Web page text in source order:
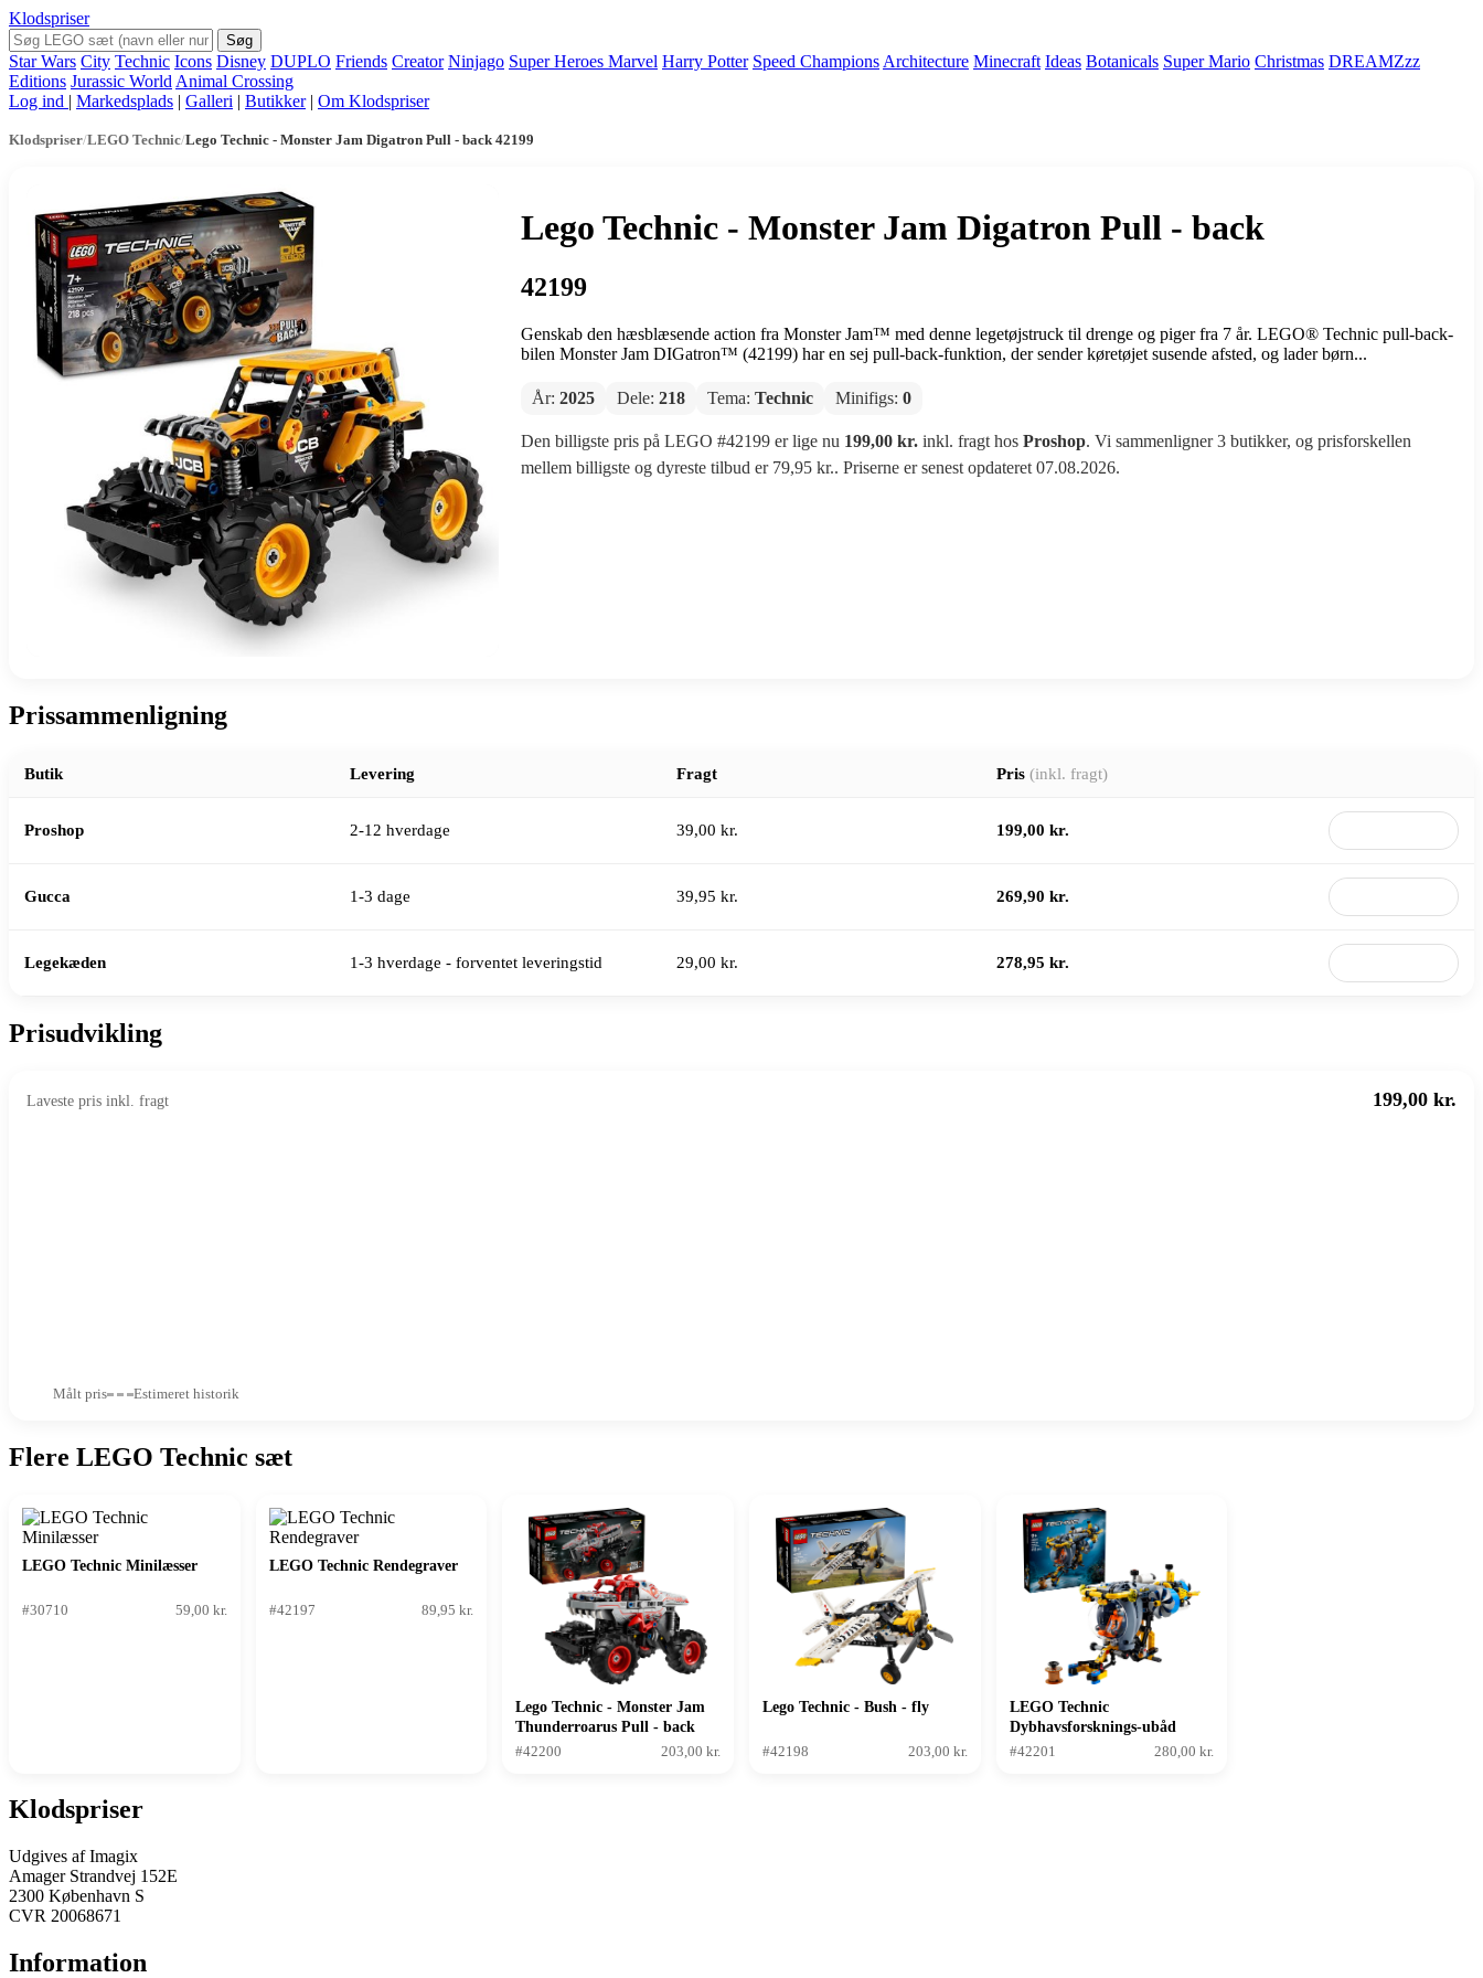
Klodspriser
Søg
Star Wars City Technic Icons Disney DUPLO Friends Creator Ninjago Super Heroes Marvel Harry Potter Speed Champions Architecture Minecraft Ideas Botanicals Super Mario Christmas DREAMZzz
Editions Jurassic World Animal Crossing
Log ind | Markedsplads | Galleri | Butikker | Om Klodspriser
Klodspriser/LEGO Technic/Lego Technic - Monster Jam Digatron Pull - back 42199
Lego Technic - Monster Jam Digatron Pull - back
42199
Genskab den hæsblæsende action fra Monster Jam™ med denne legetøjstruck til drenge og piger fra 7 år. LEGO® Technic pull-back-
bilen Monster Jam DIGatron™ (42199) har en sej pull-back-funktion, der sender køretøjet susende afsted, og lader børn...
År: 2025 Dele: 218 Tema: Technic Minifigs: 0
Den billigste pris på LEGO #42199 er lige nu 199,00 kr.inkl. fragt hos Proshop. Vi sammenligner 3 butikker, og prisforskellen
mellem billigste og dyreste tilbud er 79,95 kr.. Priserne er senest opdateret 07.08.2026.
Prissammenligning
Butik Levering Fragt Pris (inkl. fragt)
Proshop 2-12 hverdage 39,00 kr. 199,00 kr.
Gucca 1-3 dage 39,95 kr. 269,90 kr.
Legekæden 1-3 hverdage - forventet leveringstid 29,00 kr. 278,95 kr.
Prisudvikling
Laveste pris inkl. fragt 199,00 kr.
Målt pris Estimeret historik
Flere LEGO Technic sæt
LEGO Technic Minilæsser
#30710 59,00 kr.
LEGO Technic Rendegraver
#42197 89,95 kr.
Lego Technic - Monster Jam
Thunderroarus Pull - back
#42200
203,00 kr.
Lego Technic - Bush - fly
#42198 203,00 kr.
LEGO Technic
Dybhavsforsknings-ubåd
#42201
280,00 kr.
Klodspriser
Udgives af Imagix
Amager Strandvej 152E
2300 København S
CVR 20068671
Information